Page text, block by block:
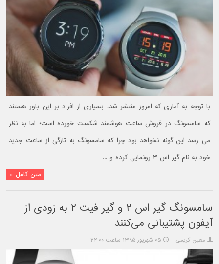
با توجه به آماری که امروز منتشر شد، بسیاری از افراد بر این باور هستند
که سامسونگ در فروش ساعت هوشمند شکست خورده است؛ اما به نظر
می رسد این گونه نخواهد بود چرا که سامسونگ به تازگی از ساعت جدید
خود به نام گیر اس ۳ رونمایی کرده و ...
متن کامل »
سامسونگ گیر اس ۲ و گیر فیت ۲ به زودی از
آیفون پشتیبانی می‌کنند
معین کریمی ۰۵ شهریور ۱۳۹۵ ساعت ۲۲:۰۰